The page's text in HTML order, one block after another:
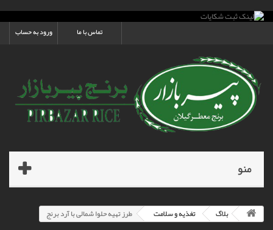
ورود به حساب تماس با ما
منو
بلاگ تغذیه و سلامت طرز تهیه حلوا شمالی با آرد برنج